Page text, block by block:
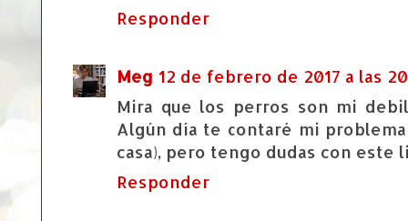
Responder
Meg 12 de febrero de 2017 a las
Mira que los perros son mi
Algún día te contaré mi
casa), pero tengo dudas con este
Responder